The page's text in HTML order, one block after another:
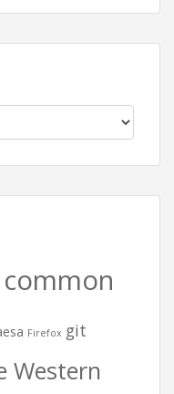
common
Firefox git
Western